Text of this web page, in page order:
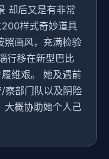
却后又是有非常
样式奇妙道具
照画风，充满检验
行移在新型巴比
维艰。 她及遇前
察部门队以及阴险
大概协助她个人己